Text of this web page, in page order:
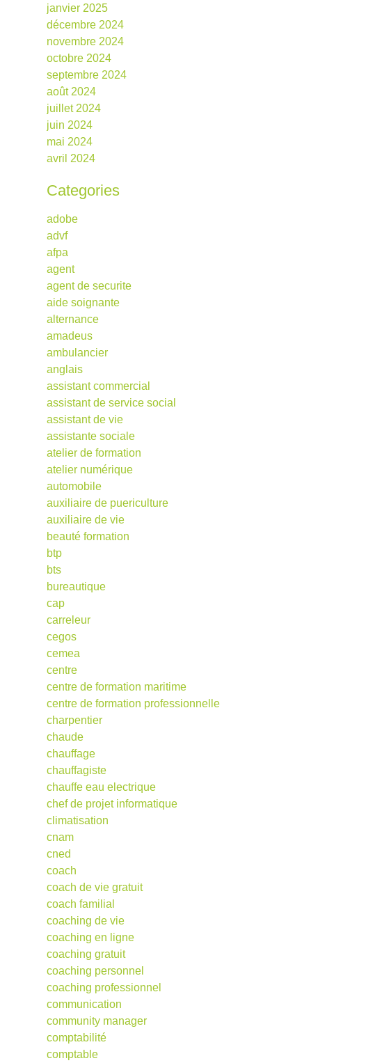
janvier 2025
décembre 2024
novembre 2024
octobre 2024
septembre 2024
août 2024
juillet 2024
juin 2024
mai 2024
avril 2024
Categories
adobe
advf
afpa
agent
agent de securite
aide soignante
alternance
amadeus
ambulancier
anglais
assistant commercial
assistant de service social
assistant de vie
assistante sociale
atelier de formation
atelier numérique
automobile
auxiliaire de puericulture
auxiliaire de vie
beauté formation
btp
bts
bureautique
cap
carreleur
cegos
cemea
centre
centre de formation maritime
centre de formation professionnelle
charpentier
chaude
chauffage
chauffagiste
chauffe eau electrique
chef de projet informatique
climatisation
cnam
cned
coach
coach de vie gratuit
coach familial
coaching de vie
coaching en ligne
coaching gratuit
coaching personnel
coaching professionnel
communication
community manager
comptabilité
comptable